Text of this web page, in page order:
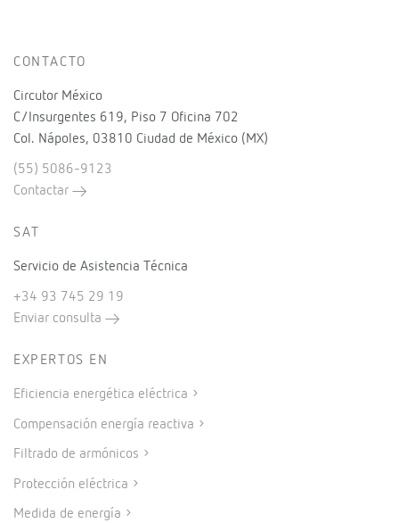
CONTACTO
Circutor México
C/Insurgentes 619, Piso 7 Oficina 702
Col. Nápoles, 03810 Ciudad de México (MX)
(55) 5086-9123
Contactar
SAT
Servicio de Asistencia Técnica
+34 93 745 29 19
Enviar consulta
EXPERTOS EN
Eficiencia energética eléctrica
Compensación energía reactiva
Filtrado de armónicos
Protección eléctrica
Medida de energía